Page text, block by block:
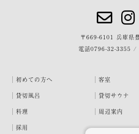
〒669-6101 兵庫県
電話0796-32-3355 /
初めての方へ 客室
貸切風呂
貸切サウナ
料理
周辺案内
採用